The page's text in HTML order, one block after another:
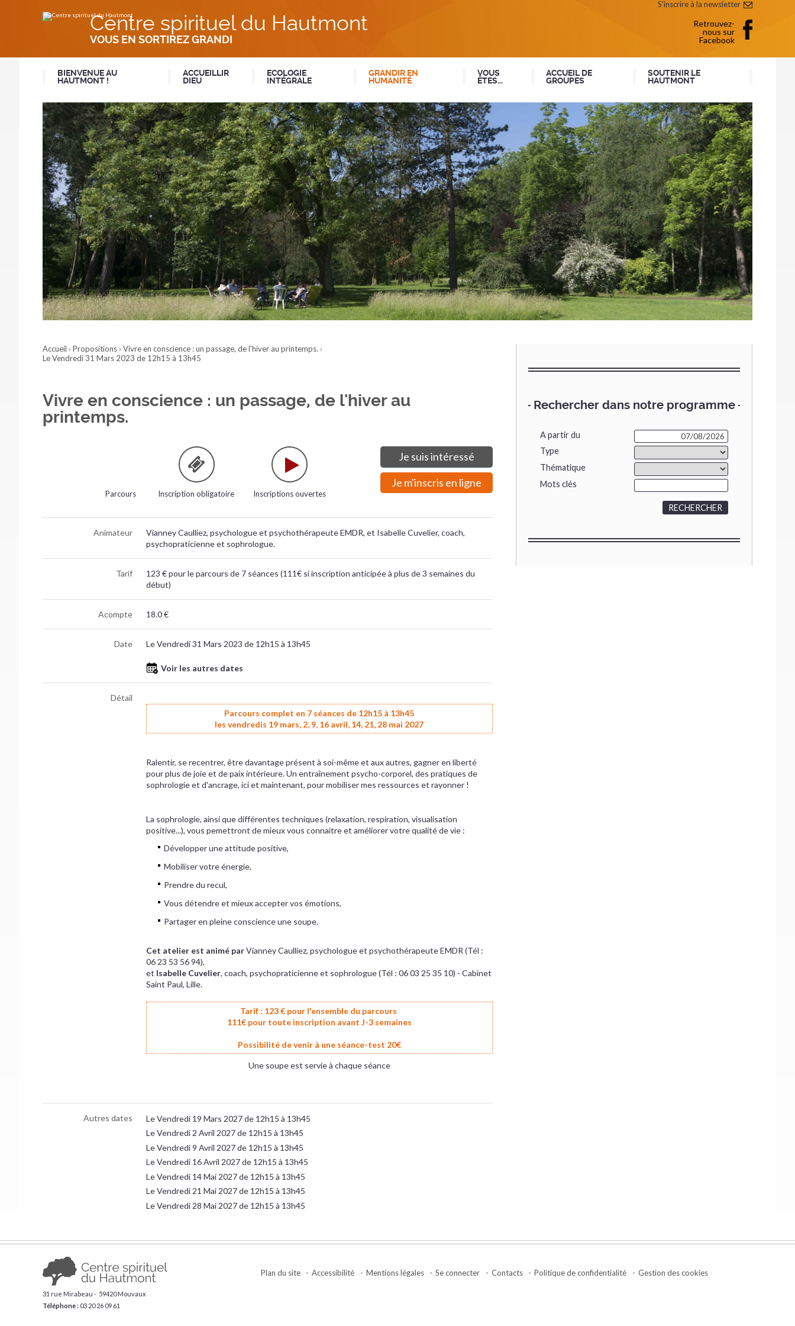
contenu.
S'inscrire à la newsletter
Retrouvez-
nous sur
Facebook
Centre spirituel du Hautmont
VOUS EN SORTIREZ GRANDI
BIENVENUE AU
HAUTMONT !
ACCUEILLIR
DIEU
ECOLOGIE
INTÉGRALE
GRANDIR EN
HUMANITÉ
VOUS
ÊTES...
ACCUEIL DE
GROUPES
SOUTENIR LE
HAUTMONT
Accueil › Propositions › Vivre en conscience : un passage, de l'hiver au printemps. ›
Le Vendredi 31 Mars 2023 de 12h15 à 13h45
Rechercher dans notre programme
A partir du
Type
Thématique
Mots clés
Vivre en conscience : un passage, de l'hiver au
printemps.
Parcours Inscription obligatoire Inscriptions ouvertes
Je suis intéressé
Je m'inscris en ligne
Animateur
Vianney Caulliez, psychologue et psychothérapeute EMDR, et Isabelle Cuvelier, coach,
psychopraticienne et sophrologue.
Tarif
123 € pour le parcours de 7 séances (111€ si inscription anticipée à plus de 3 semaines du
début)
Acompte 18.0 €
Date Le Vendredi 31 Mars 2023 de 12h15 à 13h45
Voir les autres dates
Détail
Parcours complet en 7 séances de 12h15 à 13h45
les vendredis 19 mars, 2, 9, 16 avril, 14, 21, 28 mai 2027
Ralentir, se recentrer, être davantage présent à soi-même et aux autres, gagner en liberté
pour plus de joie et de paix intérieure. Un entraînement psycho-corporel, des pratiques de
sophrologie et d'ancrage, ici et maintenant, pour mobiliser mes ressources et rayonner !
La sophrologie, ainsi que différentes techniques (relaxation, respiration, visualisation
positive...), vous pemettront de mieux vous connaitre et améliorer votre qualité de vie :
Développer une attitude positive,
Mobiliser votre énergie,
Prendre du recul,
Vous détendre et mieux accepter vos émotions,
Partager en pleine conscience une soupe.
Cet atelier est animé parVianney Caulliez, psychologue et psychothérapeute EMDR (Tél :
06 23 53 56 94),
et Isabelle Cuvelier, coach, psychopraticienne et sophrologue (Tél : 06 03 25 35 10) - Cabinet
Saint Paul, Lille.
Tarif : 123 € pour l'ensemble du parcours
111€ pour toute inscription avant J-3 semaines
Possibilité de venir à une séance-test 20€
Une soupe est servie à chaque séance
Autres dates
Le Vendredi 19 Mars 2027 de 12h15 à 13h45
Le Vendredi 2 Avril 2027 de 12h15 à 13h45
Le Vendredi 9 Avril 2027 de 12h15 à 13h45
Le Vendredi 16 Avril 2027 de 12h15 à 13h45
Le Vendredi 14 Mai 2027 de 12h15 à 13h45
Le Vendredi 21 Mai 2027 de 12h15 à 13h45
Le Vendredi 28 Mai 2027 de 12h15 à 13h45
31 rue Mirabeau - 59420 Mouvaux
Téléphone : ​03 20 26 09 61
Plan du site Accessibilité Mentions légales Se connecter Contacts Politique de confidentialité Gestion des cookies